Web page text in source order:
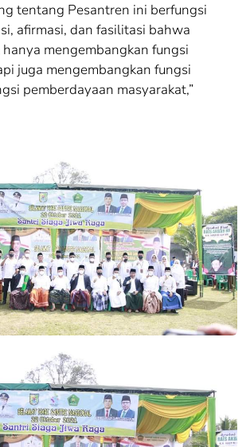
tentang Pesantren ini berfungsi
afirmasi, dan fasilitasi bahwa
mengembangkan fungsi
juga mengembangkan fungsi
pemberdayaan masyarakat,”